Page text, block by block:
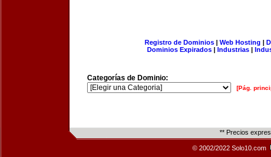
Registro de Dominios| Web Hosting |
Dominios Expirados | Industrias |
Categorías de Dominio:
[Pág.
** Precios
© 2002/2022 Solo10.com